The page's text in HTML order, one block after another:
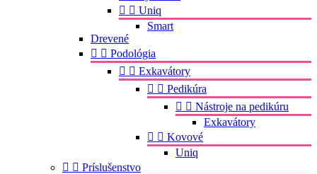
  Uniq
Smart
Drevené
  Podológia
  Exkavátory
  Pedikúra
  Nástroje na pedikúru
Exkavátory
  Kovové
Uniq
  Príslušenstvo